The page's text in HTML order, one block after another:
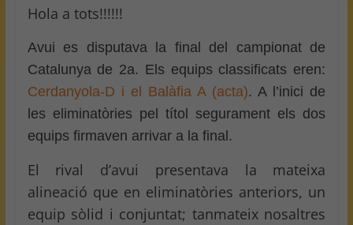
Hola a tots!!!!!!
Avui es disputava la final del campionat de
Catalunya de 2a. Els equips classificats eren:
Cerdanyola-D i el Balàfia A (acta). A l’inici de
les eliminatòries pel títol segurament els dos
equips firmaven arrivar a la final.
El rival d’avui presentava la mateixa
alineació que en eliminatòries anteriors, un
equip sòlid i conjuntat; tanmateix nosaltres